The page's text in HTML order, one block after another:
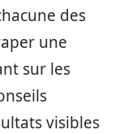
des
une
sur les
visibles